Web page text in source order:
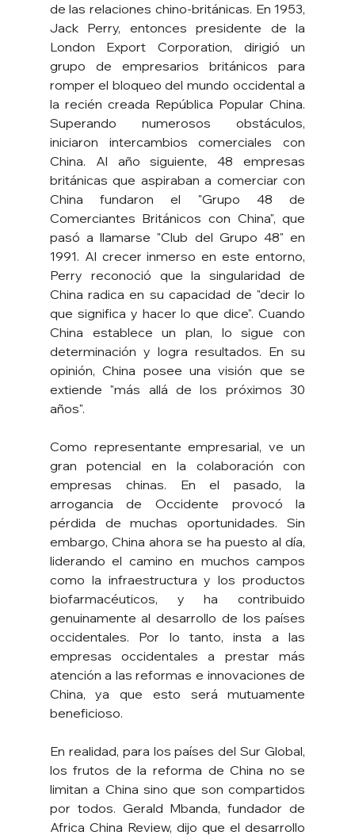
de las relaciones chino-británicas. En 1953,
Jack Perry, entonces presidente de la
London Export Corporation, dirigió un
grupo de empresarios británicos para
romper el bloqueo del mundo occidental a
la recién creada República Popular China.
Superando numerosos obstáculos,
iniciaron intercambios comerciales con
China. Al año siguiente, 48 empresas
británicas que aspiraban a comerciar con
China fundaron el "Grupo 48 de
Comerciantes Británicos con China", que
pasó a llamarse "Club del Grupo 48" en
1991. Al crecer inmerso en este entorno,
Perry reconoció que la singularidad de
China radica en su capacidad de "decir lo
que significa y hacer lo que dice". Cuando
China establece un plan, lo sigue con
determinación y logra resultados. En su
opinión, China posee una visión que se
extiende "más allá de los próximos 30
años".
Como representante empresarial, ve un
gran potencial en la colaboración con
empresas chinas. En el pasado, la
arrogancia de Occidente provocó la
pérdida de muchas oportunidades. Sin
embargo, China ahora se ha puesto al día,
liderando el camino en muchos campos
como la infraestructura y los productos
biofarmacéuticos, y ha contribuido
genuinamente al desarrollo de los países
occidentales. Por lo tanto, insta a las
empresas occidentales a prestar más
atención a las reformas e innovaciones de
China, ya que esto será mutuamente
beneficioso.
En realidad, para los países del Sur Global,
los frutos de la reforma de China no se
limitan a China sino que son compartidos
por todos. Gerald Mbanda, fundador de
Africa China Review, dijo que el desarrollo